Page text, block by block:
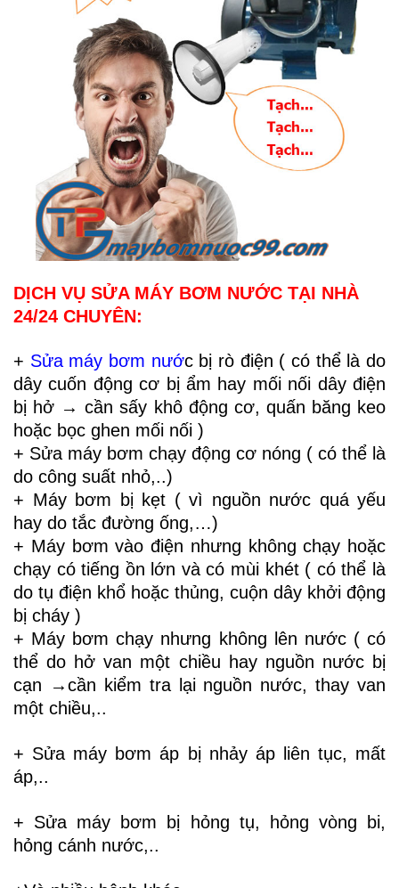
DỊCH VỤ SỬA MÁY BƠM NƯỚC TẠI NHÀ
24/24 CHUYÊN:
+ Sửa máy bơm nước bị rò điện ( có thể là do
dây cuốn động cơ bị ẩm hay mối nối dây điện
bị hở → cần sấy khô động cơ, quấn băng keo
hoặc bọc ghen mối nối )
+ Sửa máy bơm chạy động cơ nóng ( có thể là
do công suất nhỏ,..)
+ Máy bơm bị kẹt ( vì nguồn nước quá yếu
hay do tắc đường ống,…)
+ Máy bơm vào điện nhưng không chạy hoặc
chạy có tiếng ồn lớn và có mùi khét ( có thể là
do tụ điện khổ hoặc thủng, cuộn dây khởi động
bị cháy )
+ Máy bơm chạy nhưng không lên nước ( có
thể do hở van một chiều hay nguồn nước bị
cạn →cần kiểm tra lại nguồn nước, thay van
một chiều,..
+ Sửa máy bơm áp bị nhảy áp liên tục, mất
áp,..
+ Sửa máy bơm bị hỏng tụ, hỏng vòng bi,
hỏng cánh nước,..